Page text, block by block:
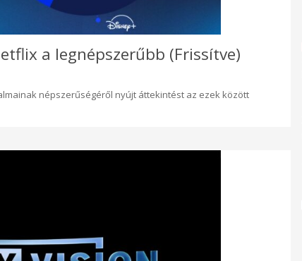
a legnépszerűbb (Frissítve)
népszerűségéről nyújt áttekintést az ezek között